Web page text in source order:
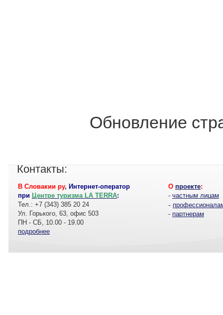
Обновление
Контакты:
В Словакии ру, Интернет-оператор
при Центре туризма LA TERRA:
Тел.: +7 (343) 385 20 24
Ул. Горького, 63, офис 503
ПН - СБ, 10.00 - 19.00
подробнее
О проекте:
- частным лицам
-
- партнерам